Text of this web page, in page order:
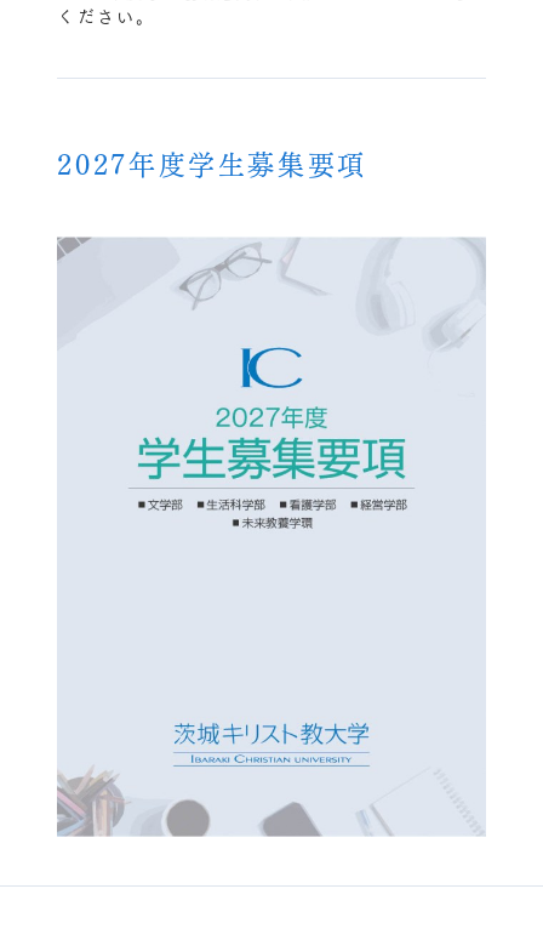
ください。
2027年度学生募集要項